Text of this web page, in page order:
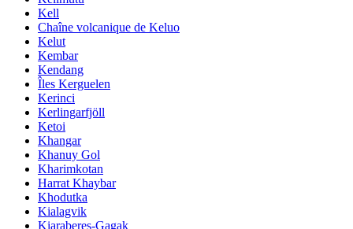
Kell
Chaîne volcanique de Keluo
Kelut
Kembar
Kendang
Îles Kerguelen
Kerinci
Kerlingarfjöll
Ketoi
Khangar
Khanuy Gol
Kharimkotan
Harrat Khaybar
Khodutka
Kialagvik
Kiaraberes-Gagak